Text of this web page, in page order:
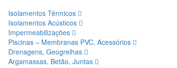
Isolamentos Térmicos
Isolamentos Acústicos
Impermeabilizações
Piscinas – Membranas PVC, Acessórios
Drenagens, Geogrelhas
Argamassas, Betão, Juntas